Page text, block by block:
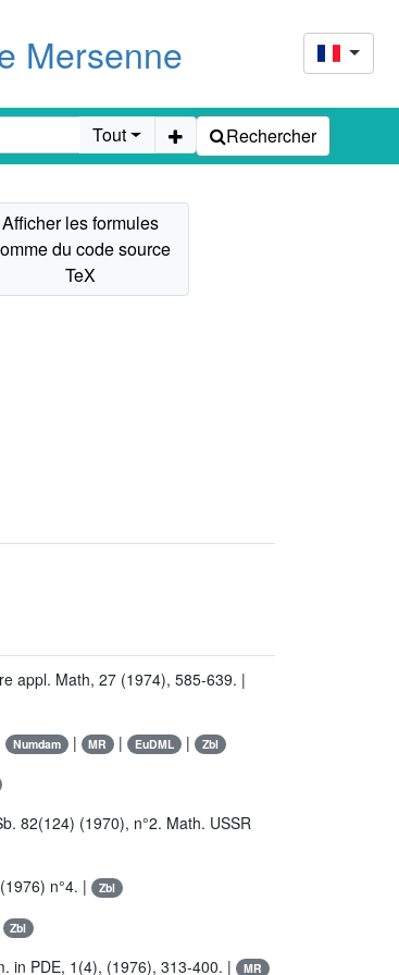
Mersenne
Tout Rechercher
appl. Math, 27 (1974), 585-639. |
Numdam | MR | EuDML | Zbl
82(124) (1970), n°2. Math. USSR
n°4. | Zbl
Zbl
in PDE, 1(4), (1976), 313-400. | MR